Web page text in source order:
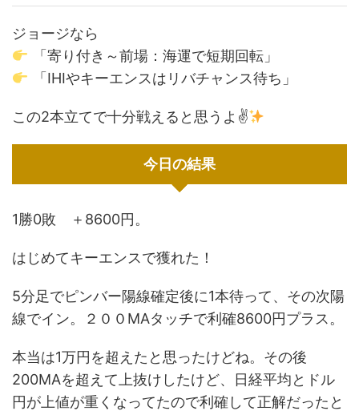
ジョージなら
「寄り付き～前場：海運で短期回転」
「IHIやキーエンスはリバチャンス待ち」
この2本立てで十分戦えると思うよ✌
今日の結果
1勝0敗 ＋8600円。
はじめてキーエンスで獲れた！
5分足でピンバー陽線確定後に1本待って、その次陽
線でイン。２００MAタッチで利確8600円プラス。
本当は1万円を超えたと思ったけどね。その後
200MAを超えて上抜けしたけど、日経平均とドル
円が上値が重くなってたので利確して正解だったと